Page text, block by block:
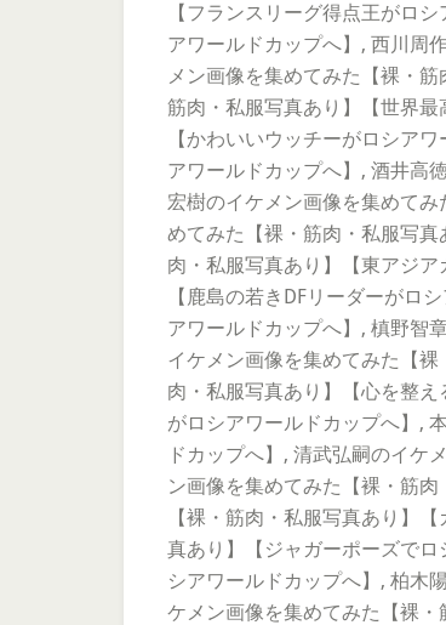
【フランスリーグ得点王がロ
アワールドカップへ】, 西川周
メン画像を集めてみた【裸・
筋肉・私服写真あり】【世界
【かわいいウッチーがロシア
アワールドカップへ】, 酒井高
宏樹のイケメン画像を集めて
めてみた【裸・筋肉・私服写
肉・私服写真あり】【東アジ
【鹿島の若きDFリーダーがロ
アワールドカップへ】, 槙野智
イケメン画像を集めてみた【
肉・私服写真あり】【心を整
がロシアワールドカップへ】,
ドカップへ】, 清武弘嗣のイケ
ン画像を集めてみた【裸・筋
【裸・筋肉・私服写真あり】
真あり】【ジャガーポーズで
シアワールドカップへ】, 柏木
ケメン画像を集めてみた【裸